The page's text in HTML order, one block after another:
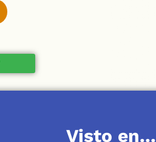
Visto en...